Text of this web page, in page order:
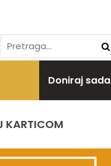
Doniraj sada
KARTICOM